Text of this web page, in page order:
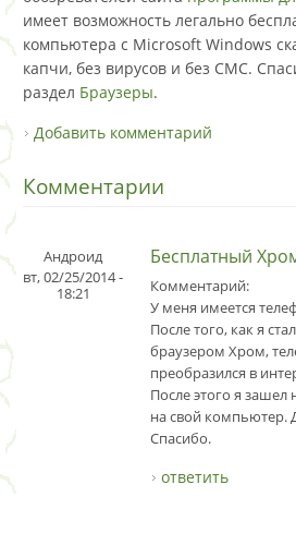
имеет возможность легально
компьютера с Microsoft Windows
капчи, без вирусов и без СМС.
раздел Браузеры.
Добавить комментарий
Комментарии
Андроид
вт, 02/25/2014 -
18:21
Бесплатный
Комментарий:
У меня имеется
После того, как я
браузером Хром,
преобразился в
После этого я зашел
на свой компьютер.
Спасибо.
ответить